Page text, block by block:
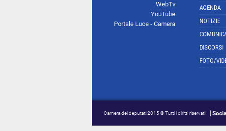
WebTv
YouTube
Portale Luce - Camera
AGENDA
NOTIZIE
DISCORSI
FOTO/
Camera dei deputati 2015 © Tutti i diritti riservati